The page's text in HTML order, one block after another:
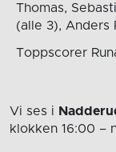
Thomas,
(alle 3), Anders
Toppscorer
Vi ses i
klokken 16:00 –